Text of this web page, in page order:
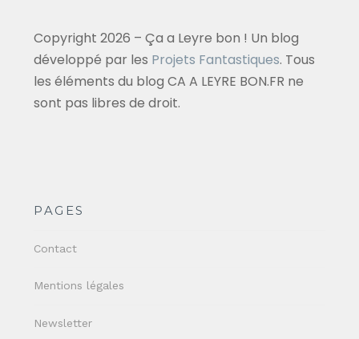
Copyright 2026 – Ça a Leyre bon ! Un blog
développé par les Projets Fantastiques. Tous
les éléments du blog CA A LEYRE BON.FR ne
sont pas libres de droit.
PAGES
Contact
Mentions légales
Newsletter